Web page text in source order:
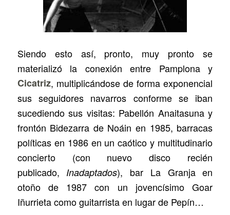
Siendo esto así, pronto, muy pronto se
materializó la conexión entre Pamplona y
Cicatriz, multiplicándose de forma exponencial
sus seguidores navarros conforme se iban
sucediendo sus visitas: Pabellón Anaitasuna y
frontón Bidezarra de Noáin en 1985, barracas
políticas en 1986 en un caótico y multitudinario
concierto (con nuevo disco recién
publicado, Inadaptados), bar La Granja en
otoño de 1987 con un jovencísimo Goar
Iñurrieta como guitarrista en lugar de Pepín…